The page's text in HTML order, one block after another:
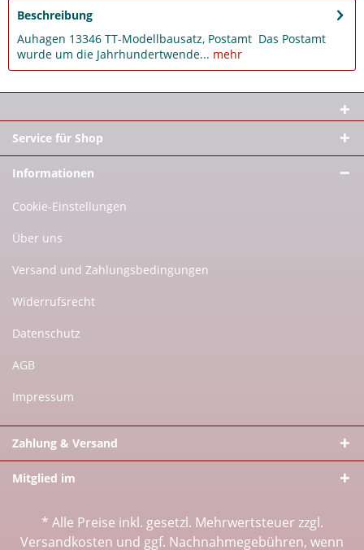
Beschreibung
Auhagen 13346 TT-Modellbausatz, Postamt Das Postamt
wurde um die Jahrhundertwende... mehr
Service für Shop
Informationen
Cookie-Einstellungen
Über uns
Versand und Zahlungsbedingungen
Widerrufsrecht
Datenschutz
AGB
Impressum
Zahlung & Versand
Mitglied im
* Alle Preise inkl. gesetzl. Mehrwertsteuer zzgl.
Versandkosten und ggf. Nachnahmegebühren, wenn